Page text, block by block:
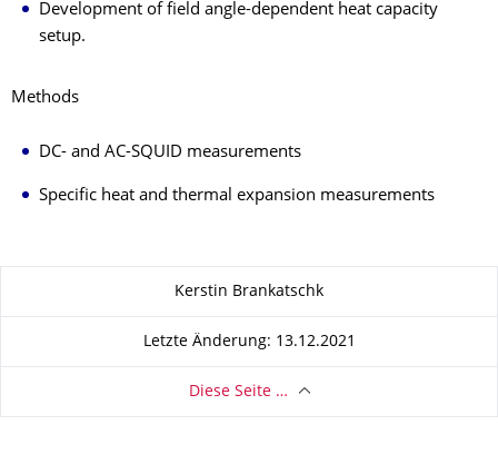
Development of field angle-dependent heat capacity
setup.
Methods
DC- and AC-SQUID measurements
Specific heat and thermal expansion measurements
Kerstin Brankatschk
Letzte Änderung: 13.12.2021
Diese Seite …